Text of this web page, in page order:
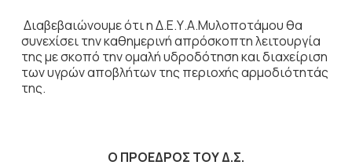
Διαβεβαιώνουμε ότι η Δ.Ε.Υ.Α.Μυλοποτάμου θα
συνεχίσει την καθημερινή απρόσκοπτη λειτουργία
της με σκοπό την ομαλή υδροδότηση και διαχείριση
των υγρών αποβλήτων της περιοχής αρμοδιότητάς
της.
Ο ΠΡΟΕΔΡΟΣ ΤΟΥ Δ.Σ.